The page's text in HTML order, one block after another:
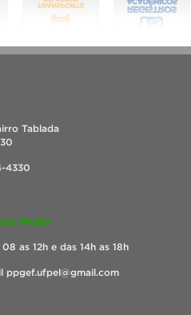
Tablada
4330
PPGEF
as 12h e das 14h as 18h
ppgef.ufpel@gmail.com